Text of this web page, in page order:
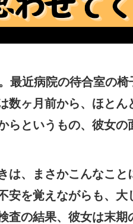
最近病院の待合室の
数ヶ月前から、ほと
らというもの、彼女の
は、まさかこんなこ
安を覚えながらも、
査の結果、彼女は末